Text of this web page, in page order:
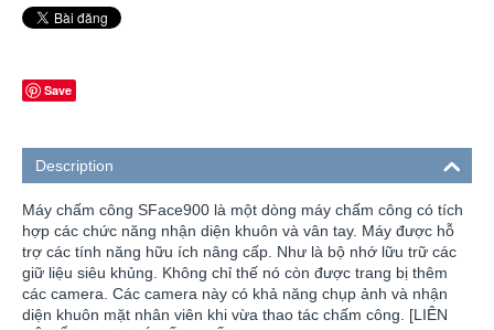
Save
Description
Máy chấm công SFace900 là một dòng máy chấm công có tích
hợp các chức năng nhận diện khuôn và vân tay. Máy được hỗ
trợ các tính năng hữu ích nâng cấp. Như là bộ nhớ lữu trữ các
giữ liệu siêu khủng. Không chỉ thế nó còn được trang bị thêm
các camera. Các camera này có khả năng chụp ảnh và nhận
diện khuôn mặt nhân viên khi vừa thao tác chấm công. [LIÊN